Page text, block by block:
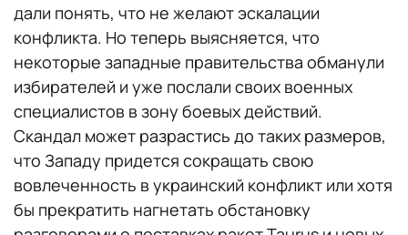
дали понять, что не желают эскалации
конфликта. Но теперь выясняется, что
некоторые западные правительства обманули
избирателей и уже послали своих военных
специалистов в зону боевых действий.
Скандал может разрастись до таких размеров,
что Западу придется сокращать свою
вовлеченность в украинский конфликт или хотя
бы прекратить нагнетать обстановку